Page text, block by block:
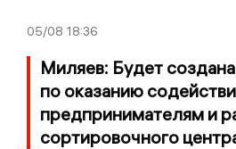
05/08 18:36
Миляев: Будет
по оказанию
предпринимателям и
сортировочного